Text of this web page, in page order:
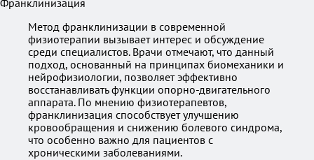
Франклинизация
Метод франклинизации в современной
физиотерапии вызывает интерес и обсуждение
среди специалистов. Врачи отмечают, что данный
подход, основанный на принципах биомеханики и
нейрофизиологии, позволяет эффективно
восстанавливать функции опорно-двигательного
аппарата. По мнению физиотерапевтов,
франклинизация способствует улучшению
кровообращения и снижению болевого синдрома,
что особенно важно для пациентов с
хроническими заболеваниями.